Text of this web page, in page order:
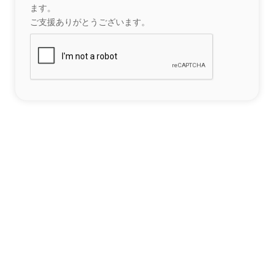
ます。
ご支援ありがとうございます。